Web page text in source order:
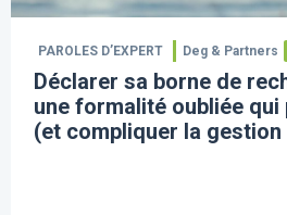
PAROLES D’EXPERT Deg & Partners
Déclarer sa borne de
une formalité oubliée
(et compliquer la